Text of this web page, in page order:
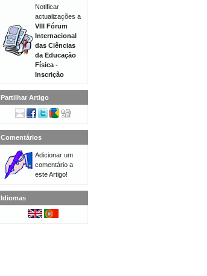
Notificar
actualizações a
VIII Fórum
Internacional
das Ciências
da Educação
Física -
Inscrição
Partilhar Artigo
Comentários
Adicionar um
comentário a
este Artigo!
Idiomas